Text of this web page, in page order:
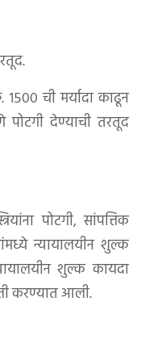
ची मर्यादा काढून
पोटगी देण्याची तरतूद
पोटगी, सांपत्तिक
न्यायालयीन शुल्क
शुल्क कायदा
करण्यात आली.